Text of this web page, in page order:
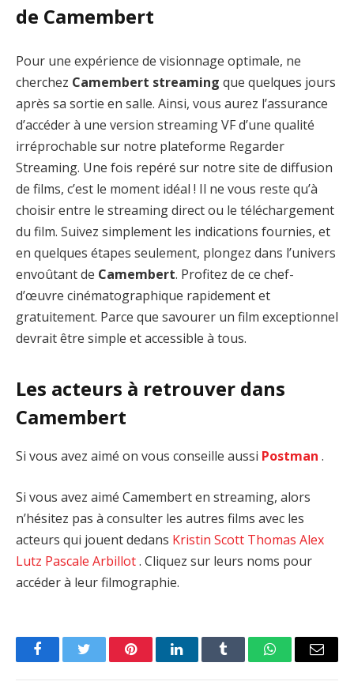
de Camembert
Pour une expérience de visionnage optimale, ne
cherchez Camembert streaming que quelques jours
après sa sortie en salle. Ainsi, vous aurez l’assurance
d’accéder à une version streaming VF d’une qualité
irréprochable sur notre plateforme Regarder
Streaming. Une fois repéré sur notre site de diffusion
de films, c’est le moment idéal ! Il ne vous reste qu’à
choisir entre le streaming direct ou le téléchargement
du film. Suivez simplement les indications fournies, et
en quelques étapes seulement, plongez dans l’univers
envoûtant de Camembert. Profitez de ce chef-
d’œuvre cinématographique rapidement et
gratuitement. Parce que savourer un film exceptionnel
devrait être simple et accessible à tous.
Les acteurs à retrouver dans
Camembert
Si vous avez aimé on vous conseille aussi Postman .
Si vous avez aimé Camembert en streaming, alors
n’hésitez pas à consulter les autres films avec les
acteurs qui jouent dedans Kristin Scott Thomas Alex
Lutz Pascale Arbillot. Cliquez sur leurs noms pour
accéder à leur filmographie.
FacebookTwitter PinterestLinkedInTumblr WhatsAppEmail